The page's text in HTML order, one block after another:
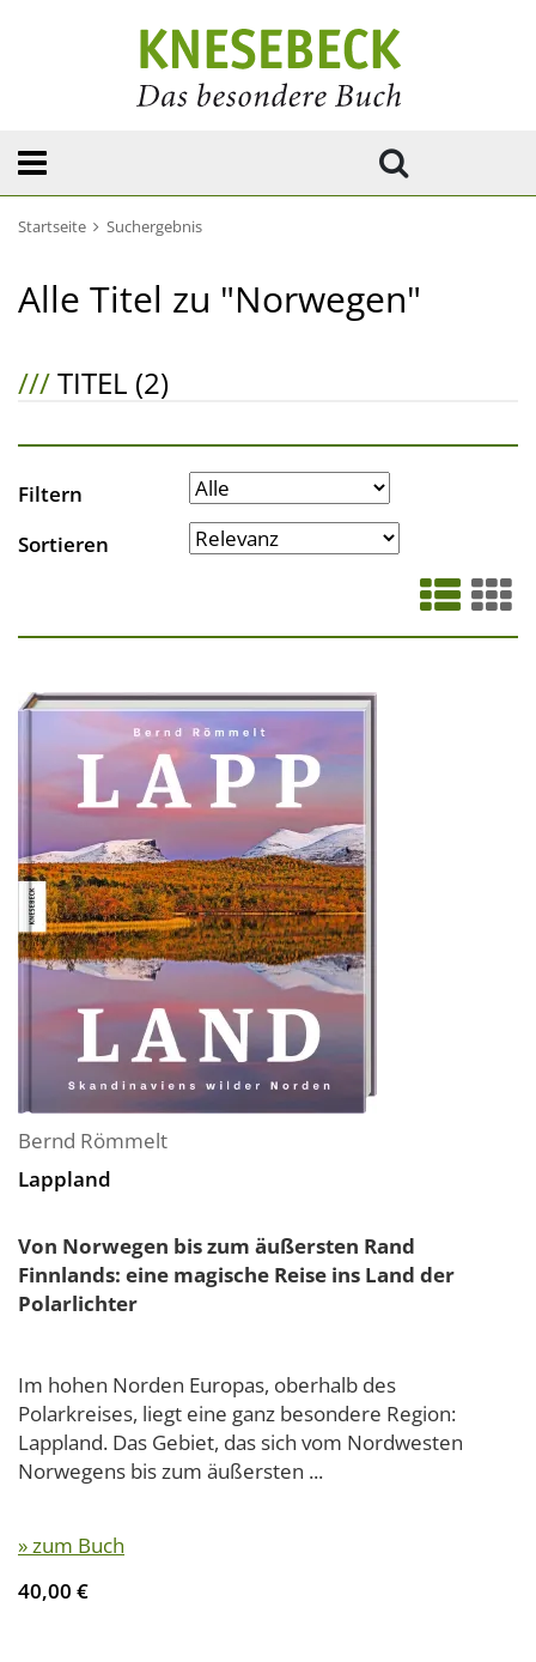
Startseite Suchergebnis
Alle Titel zu "Norwegen"
///TITEL (2)
Filtern
Sortieren
Bernd Römmelt
Lappland
Von Norwegen bis zum äußersten Rand
Finnlands: eine magische Reise ins Land der
Polarlichter
Im hohen Norden Europas, oberhalb des
Polarkreises, liegt eine ganz besondere Region:
Lappland. Das Gebiet, das sich vom Nordwesten
Norwegens bis zum äußersten ...
» zum Buch
40,00 €